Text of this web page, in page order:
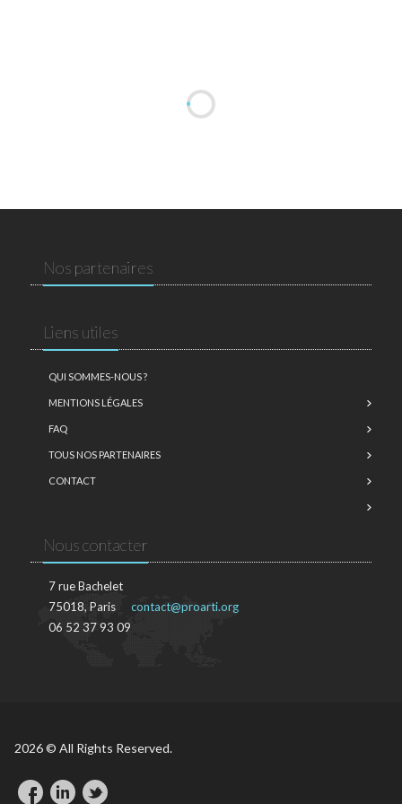
Nos partenaires
Liens utiles
QUI SOMMES-NOUS ?
MENTIONS LÉGALES
FAQ
TOUS NOS PARTENAIRES
CONTACT
Nous contacter
7 rue Bachelet
75018, Paris
06 52 37 93 09
contact@proarti.org
2026 © All Rights Reserved.